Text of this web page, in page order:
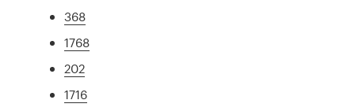
368
1768
202
1716